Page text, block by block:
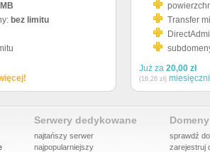
bez limitu
Transfer
Już za 20,00 zł
(16,26 zł)
Serwery dedykowane
najtańszy serwer
najpopularniejszy
sprawdź
zarejestruj